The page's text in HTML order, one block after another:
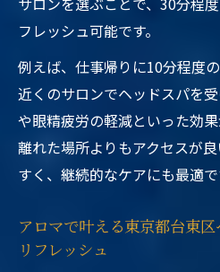
フレッシュ可能です。
例えば、仕事帰りに10分程度
近くのサロンでヘッドスパを
や眼精疲労の軽減といった効
離れた場所よりもアクセスが
すく、継続的なケアにも最適で
アロマで叶える東京都台東
リフレッシュ